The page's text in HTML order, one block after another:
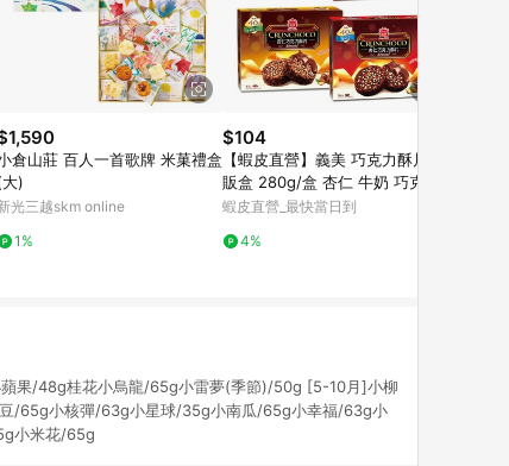
倉山莊 百人一首歌牌 米菓禮盒
)
光三越skm online
1%
$104
【蝦皮直營】義美 巧克力酥片 量
販盒 280g/盒 杏仁 牛奶 巧克力
黑可可 榛果 零食 餅乾 點心 巧克
蝦皮直營_最快當日到
4%
果/48g桂花小烏龍/65g小雷夢(季節)/50g [5-10月]小柳
/65g小核彈/63g小星球/35g小南瓜/65g小幸福/63g小
小米花/65g